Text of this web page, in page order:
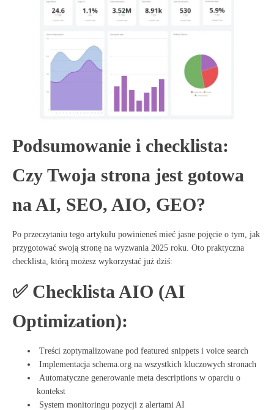
Podsumowanie i checklista:
Czy Twoja strona jest gotowa
na AI, SEO, AIO, GEO?
Po przeczytaniu tego artykułu powinieneś mieć jasne pojęcie o tym, jak
przygotować swoją stronę na wyzwania 2025 roku. Oto praktyczna
checklista, którą możesz wykorzystać już dziś:
✅ Checklista AIO (AI
Optimization):
Treści zoptymalizowane pod featured snippets i voice search
Implementacja schema.org na wszystkich kluczowych stronach
Automatyczne generowanie meta descriptions w oparciu o
kontekst
System monitoringu pozycji z alertami AI